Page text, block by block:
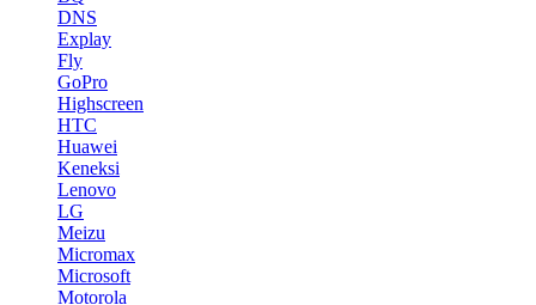
DNS
Explay
Fly
GoPro
Highscreen
HTC
Huawei
Keneksi
Lenovo
LG
Meizu
Micromax
Microsoft
Motorola